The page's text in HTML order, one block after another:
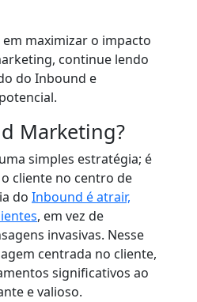
maximizar o impacto
continue lendo
do Inbound e
Marketing?
simples estratégia; é
cliente no centro de
do Inbound é atrair,
, em vez de
invasivas. Nesse
centrada no cliente,
significativos ao
e valioso.